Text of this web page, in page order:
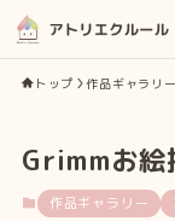
トップ 作品ギャラリー
Grimmお絵
作品ギャラリー